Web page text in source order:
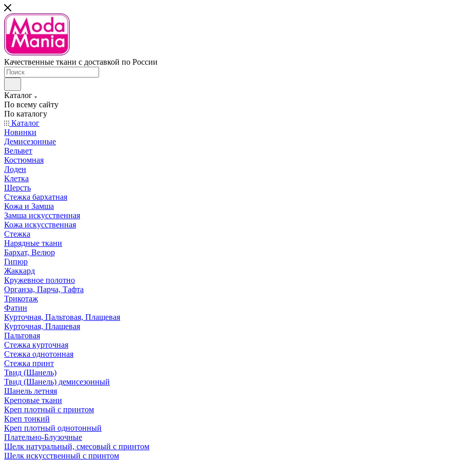
Качественные ткани с доставкой по России
Каталог
По всему сайту
По каталогу
Каталог
Новинки
Демисезонные
Вельвет
Костюмная
Лоден
Клетка
Шерсть
Стежка бархатная
Кожа и Замша
Замша искусственная
Кожа искусственная
Стежка
Нарядные ткани
Бархат, Велюр
Гипюр
Жаккард
Кружевное полотно
Органза, Парча, Тафта
Трикотаж
Фатин
Курточная, Пальтовая, Плащевая
Курточная, Плащевая
Пальтовая
Стежка курточная
Стежка однотонная
Стежка принт
Твид (Шанель)
Твид (Шанель) демисезонный
Шанель летняя
Креповые ткани
Креп плотный с принтом
Креп тонкий
Креп плотный однотонный
Плательно-Блузочные
Шелк натуральный, смесовый с принтом
Шелк искусственный с принтом